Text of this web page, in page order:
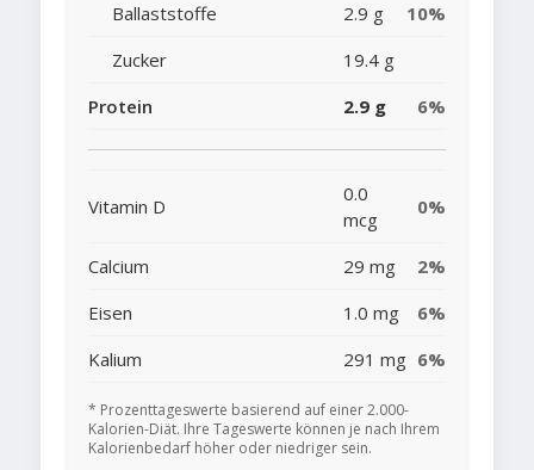
Ballaststoffe
2.9 g
10%
Zucker
19.4 g
Protein
2.9 g 6%
Vitamin D
0.0
mcg
0%
Calcium 29 mg
2%
Eisen
1.0 mg
6%
Kalium
291 mg 6%
* Prozenttageswerte basierend auf einer 2.000-
Kalorien-Diät. Ihre Tageswerte können je nach Ihrem
Kalorienbedarf höher oder niedriger sein.